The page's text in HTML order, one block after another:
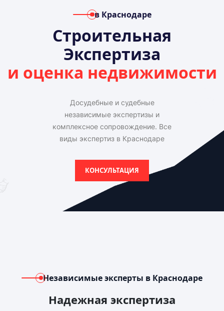
в Краснодаре
Строительная
Экспертиза
и оценка недвижимости
Досудебные и судебные
независимые экспертизы и
комплексное сопровождение. Все
виды экспертиз в Краснодаре
КОНСУЛЬТАЦИЯ
Независимые эксперты в Краснодаре
Надежная экспертиза